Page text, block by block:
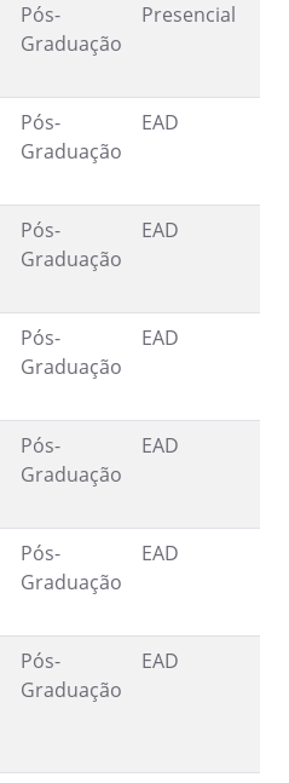
Pós-
Graduação
Presencial
Pós-
Graduação
EAD
Pós-
Graduação
EAD
Pós-
Graduação
EAD
Pós-
Graduação
EAD
Pós-
Graduação
EAD
Pós-
Graduação
EAD